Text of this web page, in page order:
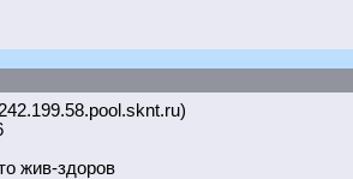
жив-здоров